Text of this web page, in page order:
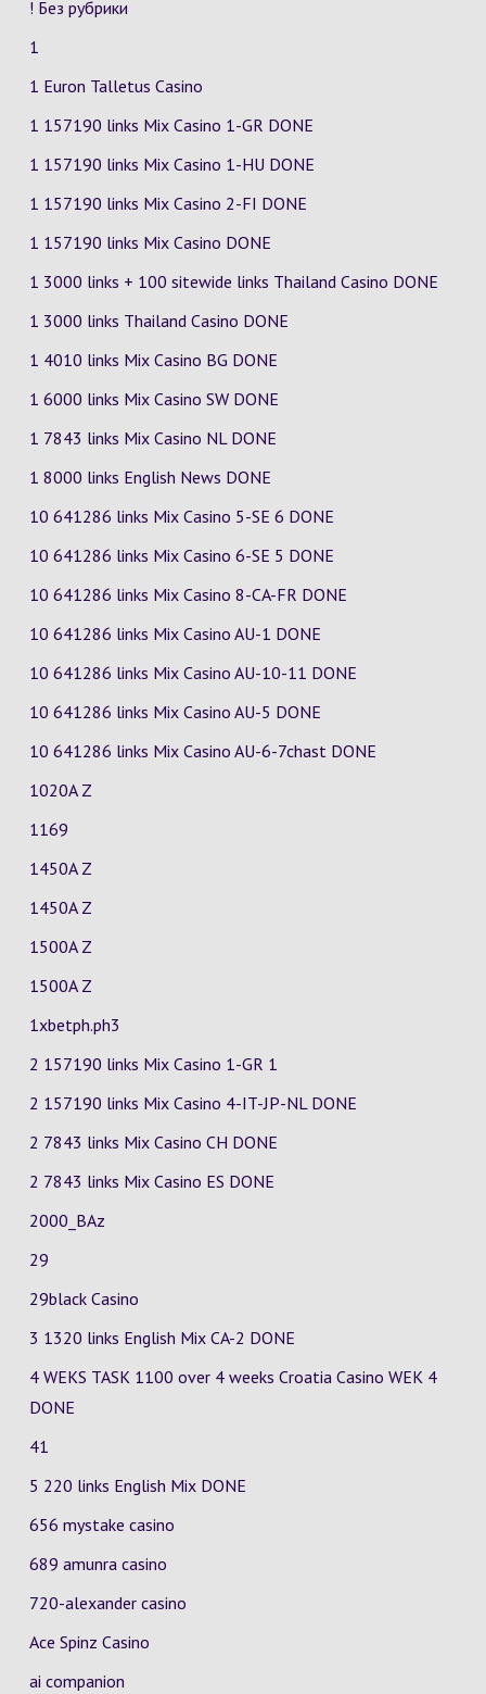
! Без рубрики
1
1 Euron Talletus Casino
1 157190 links Mix Casino 1-GR DONE
1 157190 links Mix Casino 1-HU DONE
1 157190 links Mix Casino 2-FI DONE
1 157190 links Mix Casino DONE
1 3000 links + 100 sitewide links Thailand Casino DONE
1 3000 links Thailand Casino DONE
1 4010 links Mix Casino BG DONE
1 6000 links Mix Casino SW DONE
1 7843 links Mix Casino NL DONE
1 8000 links English News DONE
10 641286 links Mix Casino 5-SE 6 DONE
10 641286 links Mix Casino 6-SE 5 DONE
10 641286 links Mix Casino 8-CA-FR DONE
10 641286 links Mix Casino AU-1 DONE
10 641286 links Mix Casino AU-10-11 DONE
10 641286 links Mix Casino AU-5 DONE
10 641286 links Mix Casino AU-6-7chast DONE
1020A Z
1169
1450A Z
1450A Z
1500A Z
1500A Z
1xbetph.ph3
2 157190 links Mix Casino 1-GR 1
2 157190 links Mix Casino 4-IT-JP-NL DONE
2 7843 links Mix Casino CH DONE
2 7843 links Mix Casino ES DONE
2000_BAz
29
29black Casino
3 1320 links English Mix CA-2 DONE
4 WEKS TASK 1100 over 4 weeks Croatia Casino WEK 4
DONE
41
5 220 links English Mix DONE
656 mystake casino
689 amunra casino
720-alexander casino
Ace Spinz Casino
ai companion